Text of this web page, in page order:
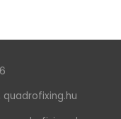
quadrofixing.hu